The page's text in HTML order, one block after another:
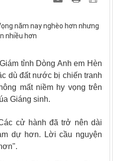
tỉnh Dòng Anh em Hèn
dù đất nước bị chiến tranh
mất niềm hy vọng trên
Giáng sinh.
cử hành đã trở nên dài
dự hơn. Lời cầu nguyện